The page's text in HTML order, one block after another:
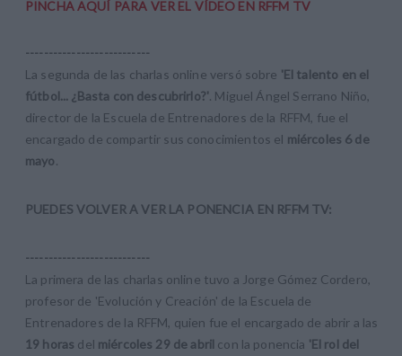
PINCHA AQUÍ PARA VER EL VÍDEO EN RFFM TV
---------------------------
La segunda de las charlas online versó sobre 'El talento en el
fútbol... ¿Basta con descubrirlo?'. Miguel Ángel Serrano Niño,
director de la Escuela de Entrenadores de la RFFM, fue el
encargado de compartir sus conocimientos el miércoles 6 de
mayo.
PUEDES VOLVER A VER LA PONENCIA EN RFFM TV:
---------------------------
La primera de las charlas online tuvo a Jorge Gómez Cordero,
profesor de 'Evolución y Creación' de la Escuela de
Entrenadores de la RFFM, quien fue el encargado de abrir a las
19 horas del miércoles 29 de abril con la ponencia 'El rol del